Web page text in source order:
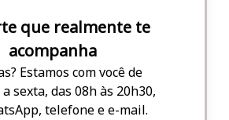
que realmente te
acompanha
Estamos com você de
sexta, das 08h às 20h30,
telefone e e-mail.